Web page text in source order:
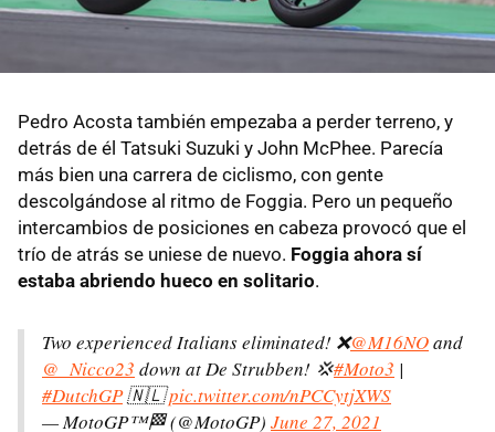
Pedro Acosta también empezaba a perder terreno, y
detrás de él Tatsuki Suzuki y John McPhee. Parecía
más bien una carrera de ciclismo, con gente
descolgándose al ritmo de Foggia. Pero un pequeño
intercambios de posiciones en cabeza provocó que el
trío de atrás se uniese de nuevo. Foggia ahora sí
estaba abriendo hueco en solitario.
Two experienced Italians eliminated! ❌@M16NOand
@_Nicco23 down at De Strubben! 💢#Moto3 |
#DutchGP🇳🇱pic.twitter.com/nPCCytjXWS
— MotoGP™🏁 (@MotoGP) June 27, 2021